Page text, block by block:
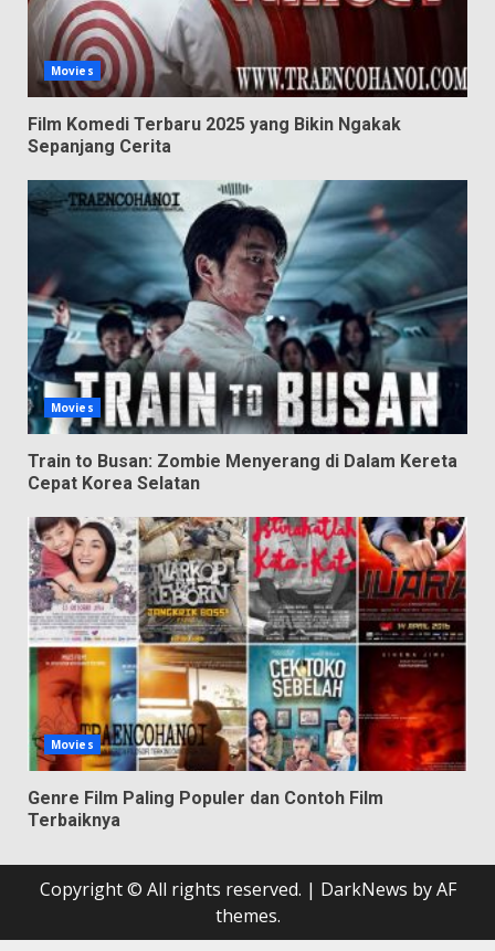
Movies
Film Komedi Terbaru 2025 yang Bikin Ngakak
Sepanjang Cerita
Movies
Train to Busan: Zombie Menyerang di Dalam Kereta
Cepat Korea Selatan
Movies
Genre Film Paling Populer dan Contoh Film
Terbaiknya
Copyright © All rights reserved. | DarkNews by AF
themes.